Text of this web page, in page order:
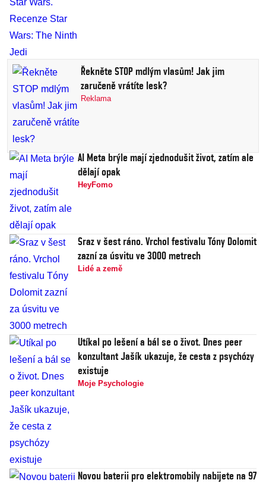
Řekněte STOP mdlým vlasům! Jak jim
zaručeně vrátíte lesk?
Reklama
AI Meta brýle mají zjednodušit život, zatím ale
dělají opak
HeyFomo
Sraz v šest ráno. Vrchol festivalu Tóny Dolomit
zazní za úsvitu ve 3000 metrech
Lidé a země
Utíkal po lešení a bál se o život. Dnes peer
konzultant Jašík ukazuje, že cesta z psychózy
existuje
Moje Psychologie
Novou baterii pro elektromobily nabijete na 97